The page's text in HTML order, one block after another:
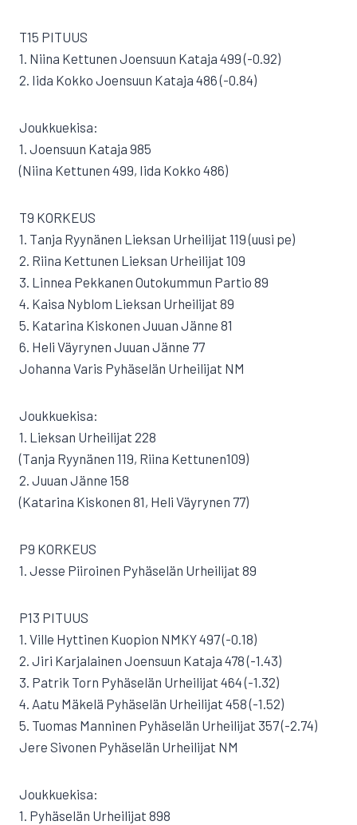
T15 PITUUS
1. Niina Kettunen Joensuun Kataja 499 (-0.92)
2. Iida Kokko Joensuun Kataja 486 (-0.84)
Joukkuekisa:
1. Joensuun Kataja 985
(Niina Kettunen 499, Iida Kokko 486)
T9 KORKEUS
1. Tanja Ryynänen Lieksan Urheilijat 119 (uusi pe)
2. Riina Kettunen Lieksan Urheilijat 109
3. Linnea Pekkanen Outokummun Partio 89
4. Kaisa Nyblom Lieksan Urheilijat 89
5. Katarina Kiskonen Juuan Jänne 81
6. Heli Väyrynen Juuan Jänne 77
Johanna Varis Pyhäselän Urheilijat NM
Joukkuekisa:
1. Lieksan Urheilijat 228
(Tanja Ryynänen 119, Riina Kettunen109)
2. Juuan Jänne 158
(Katarina Kiskonen 81, Heli Väyrynen 77)
P9 KORKEUS
1. Jesse Piiroinen Pyhäselän Urheilijat 89
P13 PITUUS
1. Ville Hyttinen Kuopion NMKY 497 (-0.18)
2. Jiri Karjalainen Joensuun Kataja 478 (-1.43)
3. Patrik Torn Pyhäselän Urheilijat 464 (-1.32)
4. Aatu Mäkelä Pyhäselän Urheilijat 458 (-1.52)
5. Tuomas Manninen Pyhäselän Urheilijat 357 (-2.74)
Jere Sivonen Pyhäselän Urheilijat NM
Joukkuekisa:
1. Pyhäselän Urheilijat 898